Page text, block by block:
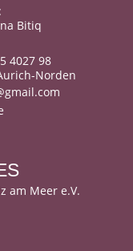
Bitiq
4027 98
Norden
am Meer e.V.